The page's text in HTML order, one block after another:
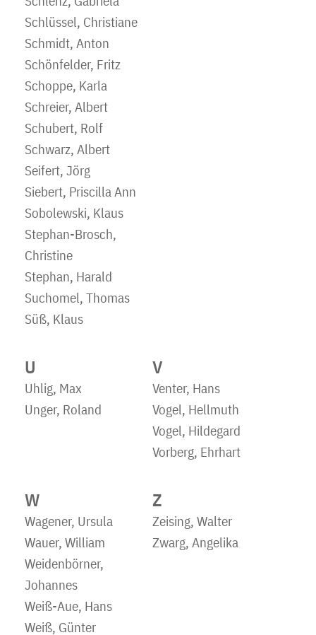
Schlüssel, Christiane
Schmidt, Anton
Schönfelder, Fritz
Schoppe, Karla
Schreier, Albert
Schubert, Rolf
Schwarz, Albert
Seifert, Jörg
Siebert, Priscilla Ann
Sobolewski, Klaus
Stephan-Brosch,
Christine
Stephan, Harald
Suchomel, Thomas
Süß, Klaus
U
Uhlig, Max
Unger, Roland
V
Venter, Hans
Vogel, Hellmuth
Vogel, Hildegard
Vorberg, Ehrhart
W
Wagener, Ursula
Wauer, William
Weidenbörner,
Johannes
Weiß-Aue, Hans
Weiß, Günter
Z
Zeising, Walter
Zwarg, Angelika